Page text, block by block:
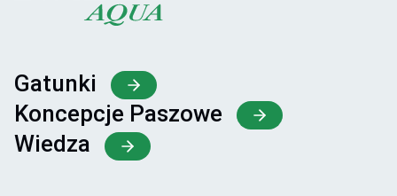
Gatunki
Koncepcje Paszowe
Wiedza